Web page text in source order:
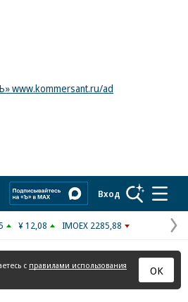
www.kommersant.ru/ad
Вход
¥ 12,08 IMOEX 2285,88
с правилами использования
ОК